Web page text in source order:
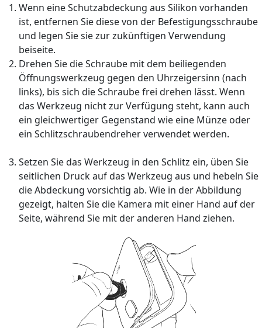
Wenn eine Schutzabdeckung aus Silikon vorhanden
ist, entfernen Sie diese von der Befestigungsschraube
und legen Sie sie zur zukünftigen Verwendung
beiseite.
Drehen Sie die Schraube mit dem beiliegenden
Öffnungswerkzeug gegen den Uhrzeigersinn (nach
links), bis sich die Schraube frei drehen lässt. Wenn
das Werkzeug nicht zur Verfügung steht, kann auch
ein gleichwertiger Gegenstand wie eine Münze oder
ein Schlitzschraubendreher verwendet werden.
Setzen Sie das Werkzeug in den Schlitz ein, üben Sie
seitlichen Druck auf das Werkzeug aus und hebeln Sie
die Abdeckung vorsichtig ab. Wie in der Abbildung
gezeigt, halten Sie die Kamera mit einer Hand auf der
Seite, während Sie mit der anderen Hand ziehen.